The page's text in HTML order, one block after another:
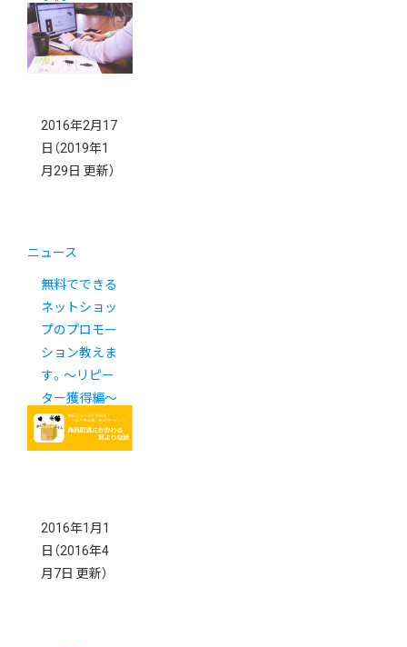
2016年2月17
日 （2019年1
月29日 更新）
ニュース
無料でできる
ネットショッ
プのプロモー
ション教えま
す。〜リピー
ター獲得編〜
【初心者向け】
2016年1月1
日 （2016年4
月7日 更新）